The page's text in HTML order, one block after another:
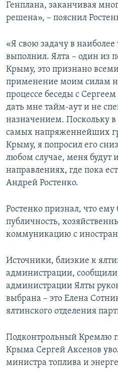
Генплана, заканчивая
решена», – пояснил
«Я свою задачу в
выполнил. Ялта – один из
Крыму, это признано
применение моим силам
процессе беседы с
дать мне тайм-аут и не
назначением. Поскольку
самых напряженнейших
Крыму, я попросил его
любом случае, меня будут
направлениях, где пока
Андрей Ростенко.
Ростенко признал, что ему
публичность,
коммуникацию с
Источники, близкие к
администрации,
администрации Ялты
выбрана – это Елена
ялтинского отделения
Подконтрольный Кремлю
Крыма Сергей Аксенов
министра топлива и